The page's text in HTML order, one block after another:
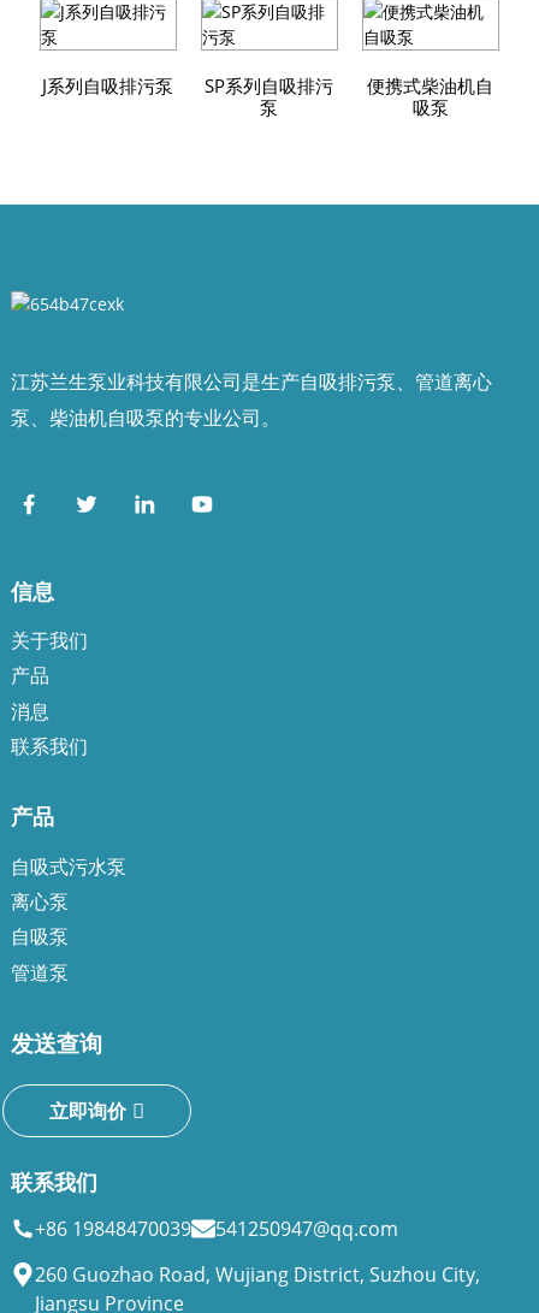
J系列自吸排污泵
SP系列自吸排污
泵
便携式柴油机自
吸泵
江苏兰生泵业科技有限公司是生产自吸排污泵、管道离心
泵、柴油机自吸泵的专业公司。
信息
关于我们
产品
消息
联系我们
产品
自吸式污水泵
离心泵
自吸泵
管道泵
发送查询
立即询价
联系我们
+86 19848470039
541250947@qq.com
260 Guozhao Road, Wujiang District, Suzhou City,
Jiangsu Province